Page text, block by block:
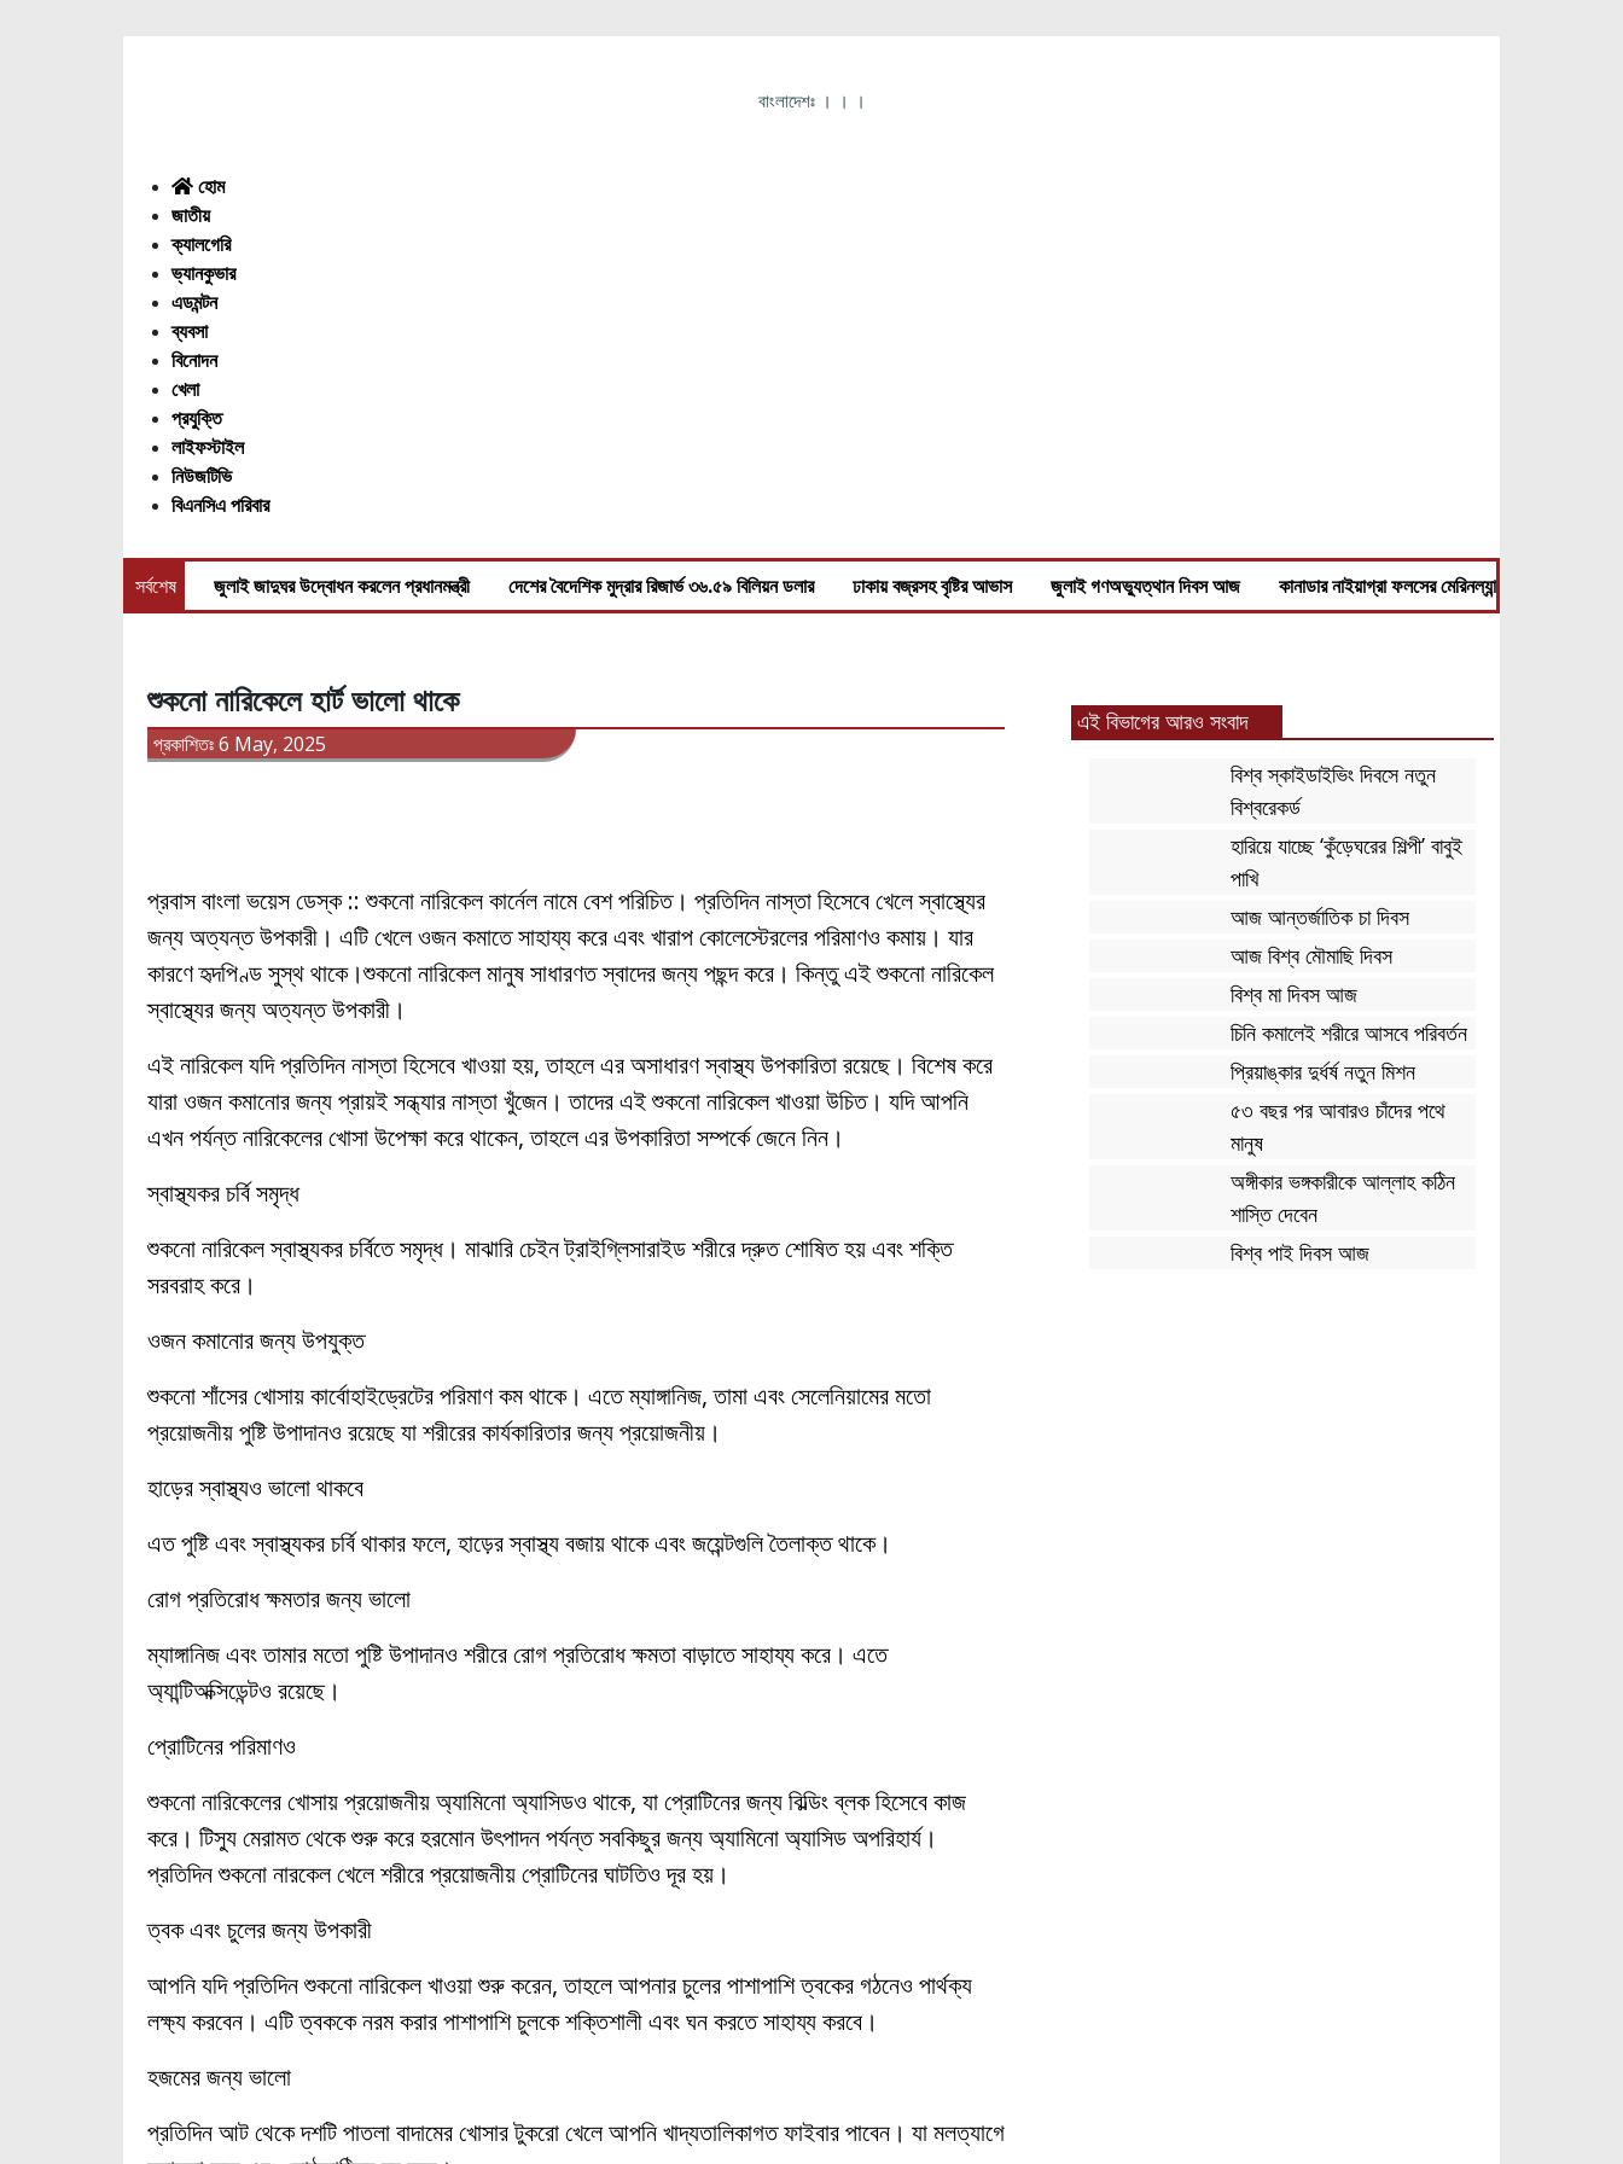
বাংলাদেশঃ । । ।
হোম
জাতীয়
ক্যালগেরি
ভ্যানকুভার
এডমন্টন
ব্যবসা
বিনোদন
খেলা
প্রযুক্তি
লাইফস্টাইল
নিউজটিভি
বিএনসিএ পরিবার
সর্বশেষ জুলাই জাদুঘর উদ্বোধন করলেন প্রধানমন্ত্রী দেশের বৈদেশিক মুদ্রার রিজার্ভ ৩৬.৫৯ বিলিয়ন ডলার ঢাকায় বজ্রসহ বৃষ্টির আভাস জুলাই গণঅভ্যুত্থান দিবস আজ কানাডার নাইয়াগ্রা ফলসের মেরিনল্যান্ড থেকে তিমি
শুকনো নারিকেলে হার্ট ভালো থাকে
প্রকাশিতঃ 6 May, 2025
প্রবাস বাংলা ভয়েস ডেস্ক :: শুকনো নারিকেল কার্নেল নামে বেশ পরিচিত। প্রতিদিন নাস্তা হিসেবে খেলে স্বাস্থ্যের
জন্য অত্যন্ত উপকারী। এটি খেলে ওজন কমাতে সাহায্য করে এবং খারাপ কোলেস্টেরলের পরিমাণও কমায়। যার
কারণে হৃদপিণ্ড সুস্থ থাকে।শুকনো নারিকেল মানুষ সাধারণত স্বাদের জন্য পছন্দ করে। কিন্তু এই শুকনো নারিকেল
স্বাস্থ্যের জন্য অত্যন্ত উপকারী।
এই নারিকেল যদি প্রতিদিন নাস্তা হিসেবে খাওয়া হয়, তাহলে এর অসাধারণ স্বাস্থ্য উপকারিতা রয়েছে। বিশেষ করে
যারা ওজন কমানোর জন্য প্রায়ই সন্ধ্যার নাস্তা খুঁজেন। তাদের এই শুকনো নারিকেল খাওয়া উচিত। যদি আপনি
এখন পর্যন্ত নারিকেলের খোসা উপেক্ষা করে থাকেন, তাহলে এর উপকারিতা সম্পর্কে জেনে নিন।
স্বাস্থ্যকর চর্বি সমৃদ্ধ
শুকনো নারিকেল স্বাস্থ্যকর চর্বিতে সমৃদ্ধ। মাঝারি চেইন ট্রাইগ্লিসারাইড শরীরে দ্রুত শোষিত হয় এবং শক্তি
সরবরাহ করে।
ওজন কমানোর জন্য উপযুক্ত
শুকনো শাঁসের খোসায় কার্বোহাইড্রেটের পরিমাণ কম থাকে। এতে ম্যাঙ্গানিজ, তামা এবং সেলেনিয়ামের মতো
প্রয়োজনীয় পুষ্টি উপাদানও রয়েছে যা শরীরের কার্যকারিতার জন্য প্রয়োজনীয়।
হাড়ের স্বাস্থ্যও ভালো থাকবে
এত পুষ্টি এবং স্বাস্থ্যকর চর্বি থাকার ফলে, হাড়ের স্বাস্থ্য বজায় থাকে এবং জয়েন্টগুলি তৈলাক্ত থাকে।
রোগ প্রতিরোধ ক্ষমতার জন্য ভালো
ম্যাঙ্গানিজ এবং তামার মতো পুষ্টি উপাদানও শরীরে রোগ প্রতিরোধ ক্ষমতা বাড়াতে সাহায্য করে। এতে
অ্যান্টিঅক্সিডেন্টও রয়েছে।
প্রোটিনের পরিমাণও
শুকনো নারিকেলের খোসায় প্রয়োজনীয় অ্যামিনো অ্যাসিডও থাকে, যা প্রোটিনের জন্য বিল্ডিং ব্লক হিসেবে কাজ
করে। টিস্যু মেরামত থেকে শুরু করে হরমোন উৎপাদন পর্যন্ত সবকিছুর জন্য অ্যামিনো অ্যাসিড অপরিহার্য।
প্রতিদিন শুকনো নারকেল খেলে শরীরে প্রয়োজনীয় প্রোটিনের ঘাটতিও দূর হয়।
ত্বক এবং চুলের জন্য উপকারী
আপনি যদি প্রতিদিন শুকনো নারিকেল খাওয়া শুরু করেন, তাহলে আপনার চুলের পাশাপাশি ত্বকের গঠনেও পার্থক্য
লক্ষ্য করবেন। এটি ত্বককে নরম করার পাশাপাশি চুলকে শক্তিশালী এবং ঘন করতে সাহায্য করবে।
হজমের জন্য ভালো
প্রতিদিন আট থেকে দশটি পাতলা বাদামের খোসার টুকরো খেলে আপনি খাদ্যতালিকাগত ফাইবার পাবেন। যা মলত্যাগে
এই বিভাগের আরও সংবাদ
বিশ্ব স্কাইডাইভিং দিবসে নতুন
বিশ্বরেকর্ড
হারিয়ে যাচ্ছে ‘কুঁড়েঘরের শিল্পী’ বাবুই
পাখি
আজ আন্তর্জাতিক চা দিবস
আজ বিশ্ব মৌমাছি দিবস
বিশ্ব মা দিবস আজ
চিনি কমালেই শরীরে আসবে পরিবর্তন
প্রিয়াঙ্কার দুর্ধর্ষ নতুন মিশন
৫৩ বছর পর আবারও চাঁদের পথে
মানুষ
অঙ্গীকার ভঙ্গকারীকে আল্লাহ কঠিন
শাস্তি দেবেন
বিশ্ব পাই দিবস আজ